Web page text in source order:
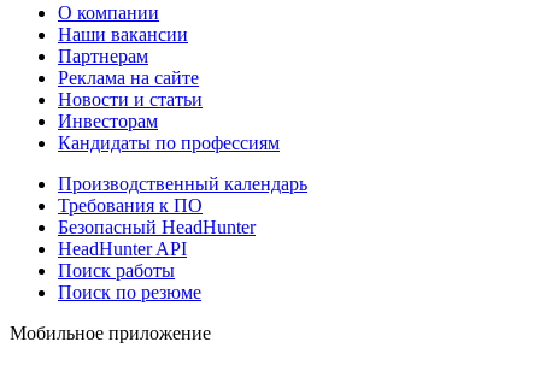
О компании
Наши вакансии
Партнерам
Реклама на сайте
Новости и статьи
Инвесторам
Кандидаты по профессиям
Производственный календарь
Требования к ПО
Безопасный HeadHunter
HeadHunter API
Поиск работы
Поиск по резюме
Мобильное приложение